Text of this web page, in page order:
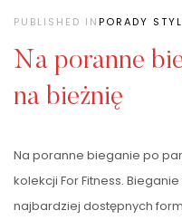
PUBLISHED INPORADY
Na poranne
na bieżnię
Na poranne bieganie po
kolekcji For Fitness.
najbardziej dostępnych